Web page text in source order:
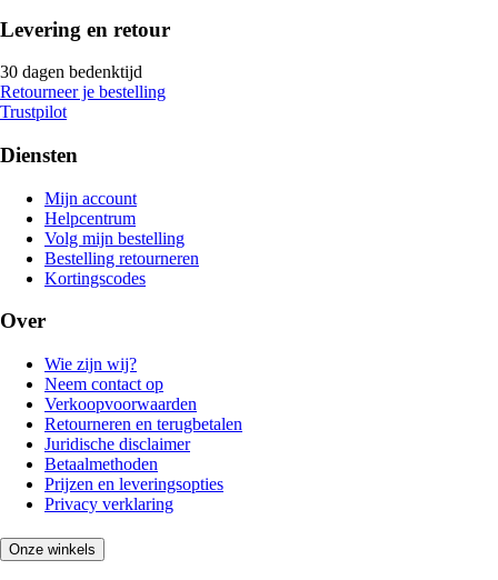
Levering en retour
30 dagen bedenktijd
Retourneer je bestelling
Trustpilot
Diensten
Mijn account
Helpcentrum
Volg mijn bestelling
Bestelling retourneren
Kortingscodes
Over
Wie zijn wij?
Neem contact op
Verkoopvoorwaarden
Retourneren en terugbetalen
Juridische disclaimer
Betaalmethoden
Prijzen en leveringsopties
Privacy verklaring
Onze winkels